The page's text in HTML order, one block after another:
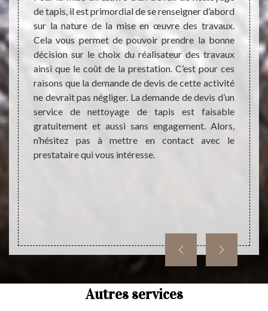
il
des
peut
Il
de tapis, il est primordial de se renseigner d’abord
sur la nature de la mise en œuvre des travaux.
Cela vous permet de pouvoir prendre la bonne
décision sur le choix du réalisateur des travaux
ainsi que le coût de la prestation. C’est pour ces
raisons que la demande de devis de cette activité
ne devrait pas négliger. La demande de devis d’un
service de nettoyage de tapis est faisable
gratuitement et aussi sans engagement. Alors,
n’hésitez pas à mettre en contact avec le
prestataire qui vous intéresse.
non
de
coût
ne
tapis.
Autres services